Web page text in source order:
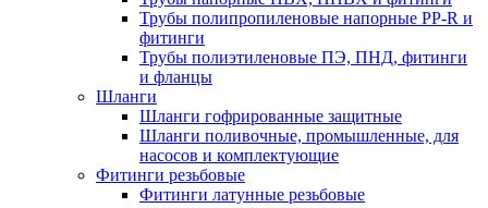
Трубы полипропиленовые напорные PP-R и
фитинги
Трубы полиэтиленовые ПЭ, ПНД, фитинги
и фланцы
Шланги
Шланги гофрированные защитные
Шланги поливочные, промышленные, для
насосов и комплектующие
Фитинги резьбовые
Фитинги латунные резьбовые